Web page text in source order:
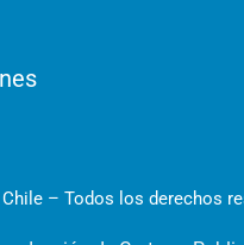
– Todos los derechos